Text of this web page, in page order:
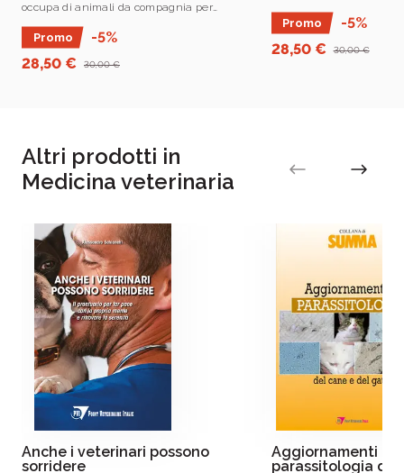
occupa di animali da compagnia per
aggiornare le proprie conoscenze in
ambito parassitologico.
Promo
-5%
28,50 €
30,00 €
considerazione
commerciale o
pet in situazioni
Promo
-5%
28,50 €
30,00 €
Altri prodotti in
Medicina veterinaria
Anche i veterinari possono
sorridere
Aggiornamenti in
parassitologia del